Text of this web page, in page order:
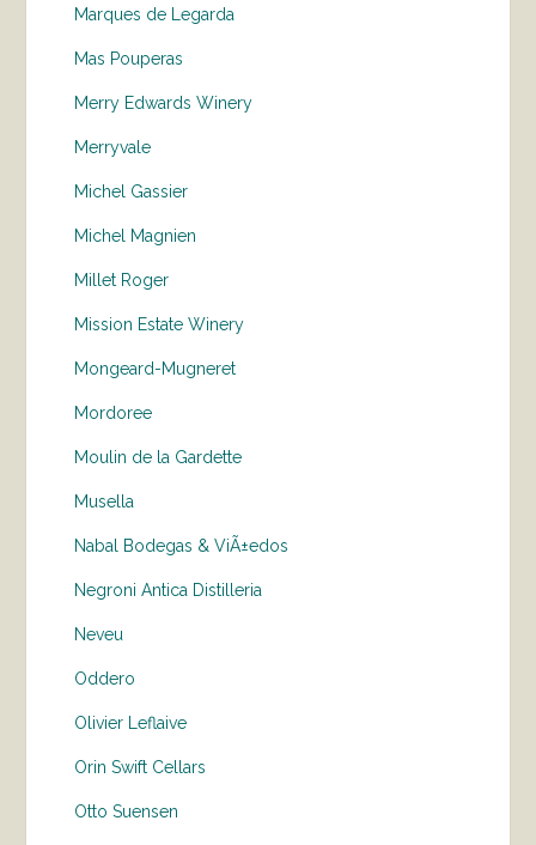
Marques de Legarda
Mas Pouperas
Merry Edwards Winery
Merryvale
Michel Gassier
Michel Magnien
Millet Roger
Mission Estate Winery
Mongeard-Mugneret
Mordoree
Moulin de la Gardette
Musella
Nabal Bodegas & ViÃ±edos
Negroni Antica Distilleria
Neveu
Oddero
Olivier Leflaive
Orin Swift Cellars
Otto Suensen